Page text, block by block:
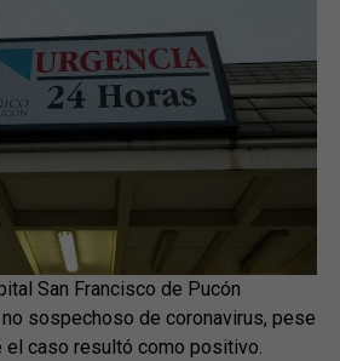
San Francisco de Pucón
sospechoso de coronavirus, pese
el caso resultó como positivo.